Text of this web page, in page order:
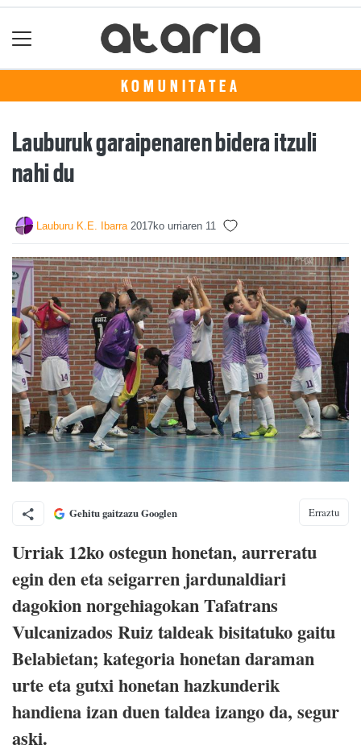
KOMUNITATEA
Lauburuk garaipenaren bidera itzuli
nahi du
Lauburu K.E. Ibarra 2017ko urriaren 11
Gehitu gaitzazu Googlen Erraztu
Urriak 12ko ostegun honetan, aurreratu
egin den eta seigarren jardunaldiari
dagokion norgehiagokan Tafatrans
Vulcanizados Ruiz taldeak bisitatuko gaitu
Belabietan; kategoria honetan daraman
urte eta gutxi honetan hazkunderik
handiena izan duen taldea izango da, segur
aski.